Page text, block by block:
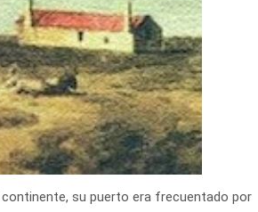
su puerto era frecuentado por